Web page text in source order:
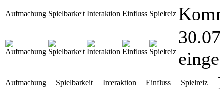
Aufmachung Spielbarkeit Interaktion Einfluss Spielreiz
Aufmachung Spielbarkeit Interaktion Einfluss Spielreiz